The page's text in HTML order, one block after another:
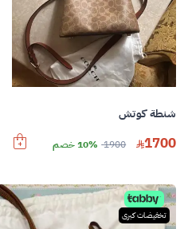
شنطة كوتش
1700
1900 10% خصم
تخفيضات كبرى